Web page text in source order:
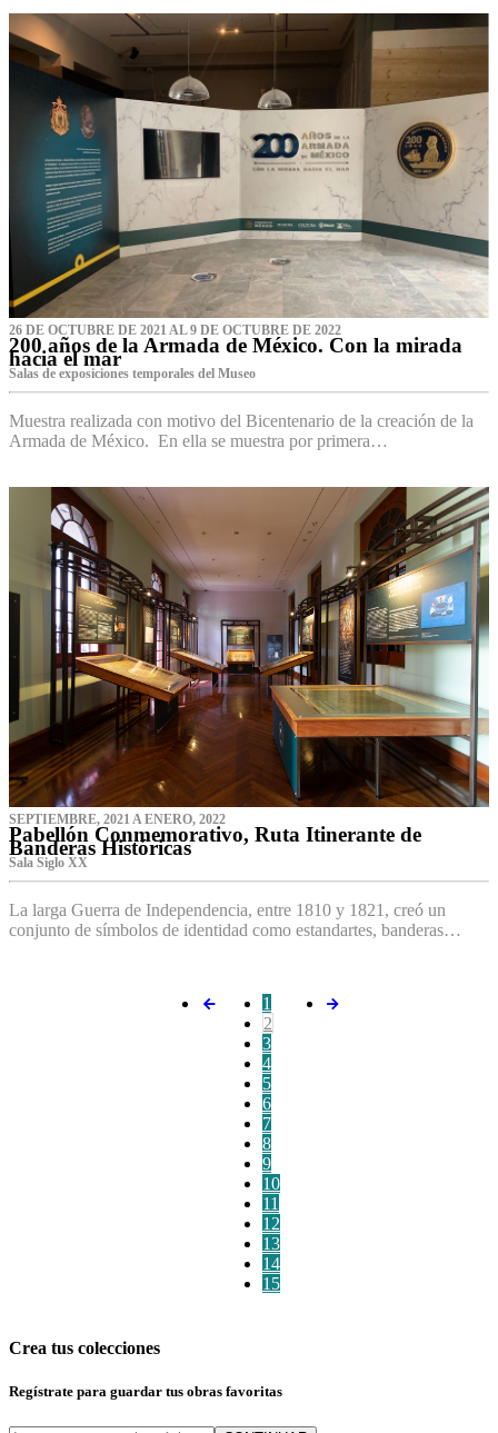
26 DE OCTUBRE DE 2021 AL 9 DE OCTUBRE DE 2022
200 años de la Armada de México. Con la mirada
hacia el mar
Salas de exposiciones temporales del Museo‌
Muestra realizada con motivo del Bicentenario de la creación de la
Armada de México. En ella se muestra por primera…
SEPTIEMBRE, 2021 A ENERO, 2022
Pabellón Conmemorativo, Ruta Itinerante de
Banderas Históricas
Sala Siglo XX
La larga Guerra de Independencia, entre 1810 y 1821, creó un
conjunto de símbolos de identidad como estandartes, banderas…
1
2
3
4
5
6
7
8
9
10
11
12
13
14
15
Crea tus colecciones
Regístrate para guardar tus obras favoritas